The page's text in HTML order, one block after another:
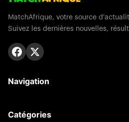
MatchAfrique, votre source
Suivez les dernières nouvelles,
Navigation
Catégories